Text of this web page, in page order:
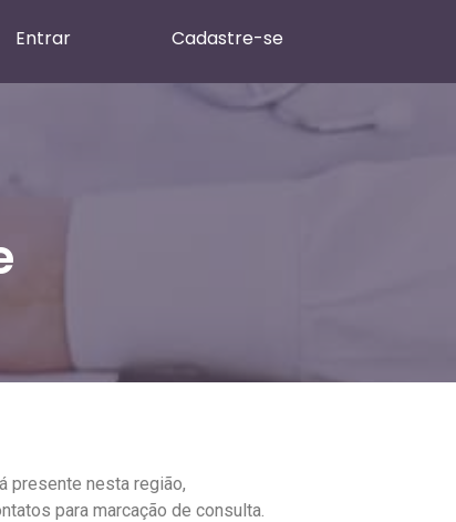
Entrar Cadastre-se
presente nesta região,
para marcação de consulta.